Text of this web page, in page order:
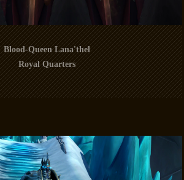
Blood-Queen Lana'thel
Royal Quarters